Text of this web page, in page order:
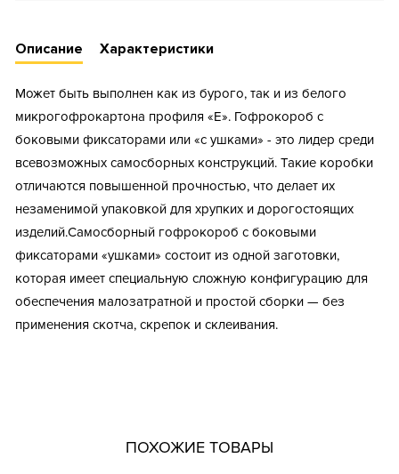
Описание Характеристики
Может быть выполнен как из бурого, так и из белого
микрогофрокартона профиля «Е». Гофрокороб с
боковыми фиксаторами или «с ушками» - это лидер среди
всевозможных самосборных конструкций. Такие коробки
отличаются повышенной прочностью, что делает их
незаменимой упаковкой для хрупких и дорогостоящих
изделий.Самосборный гофрокороб с боковыми
фиксаторами «ушками» состоит из одной заготовки,
которая имеет специальную сложную конфигурацию для
обеспечения малозатратной и простой сборки — без
применения скотча, скрепок и склеивания.
Марка картона: Т-21 / Т-22 / Т-23 / Т-24
ПОХОЖИЕ ТОВАРЫ